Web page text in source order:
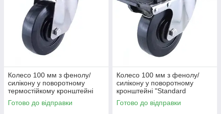
Колесо 100 мм з фенолу/
силікону у поворотному
термостійкому кронштейні
"Standard Thermo" з
майданчиком (-40 +260°С),
Готово до відправки
Колесо 100 мм з фенолу/
силікону у поворотному
кронштейні "Standard
Thermo" з майданчиком і
гальмом (-40 +260°С), втулка
Готово до відправки